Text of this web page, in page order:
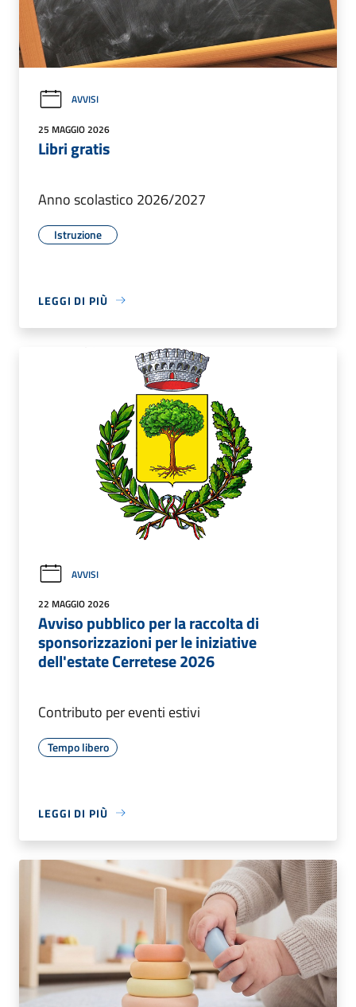
AVVISI
25 MAGGIO 2026
Libri gratis
Anno scolastico 2026/2027
Istruzione
LEGGI DI PIÙ
AVVISI
22 MAGGIO 2026
Avviso pubblico per la raccolta di
sponsorizzazioni per le iniziative
dell'estate Cerretese 2026
Contributo per eventi estivi
Tempo libero
LEGGI DI PIÙ